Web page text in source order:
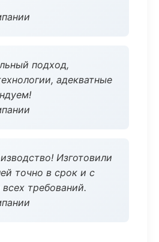
подход,
адекватные
Изготовили
точно в срок и с
требований.